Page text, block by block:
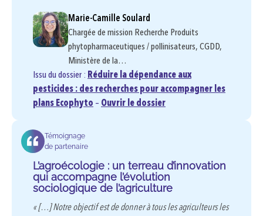
Marie-Camille Soulard
Chargée de mission Recherche Produits
phytopharmaceutiques / pollinisateurs, CGDD,
Ministère de la…
Issu du dossier : Réduire la dépendance aux
pesticides : des recherches pour accompagner les
plans Ecophyto – Ouvrir le dossier
Témoignage
de partenaire
L’agroécologie : un terreau d’innovation
qui accompagne l’évolution
sociologique de l’agriculture
« […] Notre objectif est de donner à tous les agriculteurs les